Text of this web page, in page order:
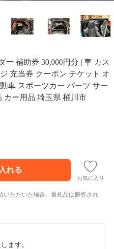
補助券 30,000円分 | 車 カス
充当券 クーポン チケット オ
車 スポーツカー パーツ サー
カー用品 埼玉県 桶川市
お気に入り
いただいた場合、返礼品は贈答され
ます。